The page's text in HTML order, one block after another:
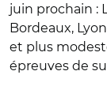
juin prochain :
Bordeaux,
et plus
épreuves de